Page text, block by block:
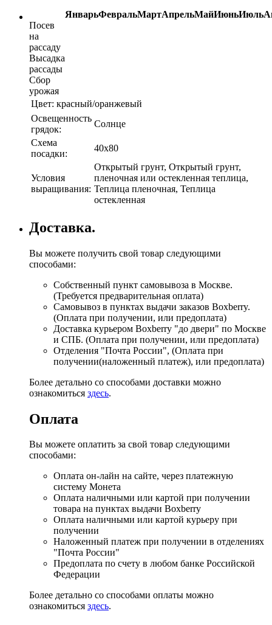
ЯнварьФевральМартАпрельМайИюньИюль
Посев
на
рассаду
Высадка
рассады
Сбор
урожая
Цвет: красный/оранжевый
Освещенность
грядок:
Солнце
Схема
посадки:
40х80
Условия
выращивания:
Открытый грунт, Открытый грунт,
пленочная или остекленная теплица,
Теплица пленочная, Теплица
остекленная
Доставка.
Вы можете получить свой товар следующими
способами:
Собственный пункт самовывоза в Москве.
(Требуется предварительная оплата)
Самовывоз в пунктах выдачи заказов Boxberry.
(Оплата при получении, или предоплата)
Доставка курьером Boxberry "до двери" по Москве
и СПБ. (Оплата при получении, или предоплата)
Отделения "Почта России", (Оплата при
получении(наложенный платеж), или предоплата)
Более детально со способами доставки можно
ознакомиться здесь.
Оплата
Вы можете оплатить за свой товар следующими
способами:
Оплата он-лайн на сайте, через платежную
систему Монета
Оплата наличными или картой при получении
товара на пунктах выдачи Boxberry
Оплата наличными или картой курьеру при
получении
Наложенный платеж при получении в отделениях
"Почта России"
Предоплата по счету в любом банке Российской
Федерации
Более детально со способами оплаты можно
ознакомиться здесь.